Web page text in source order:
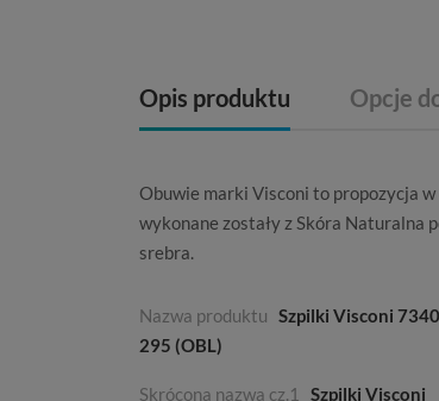
Opis produktu Opcje
Obuwie marki Visconi to propozycja
wykonane zostały zSkóra Naturalna
srebra.
Nazwa produktu Szpilki Visconi
295 (OBL)
Skrócona nazwa cz.1 Szpilki Visconi